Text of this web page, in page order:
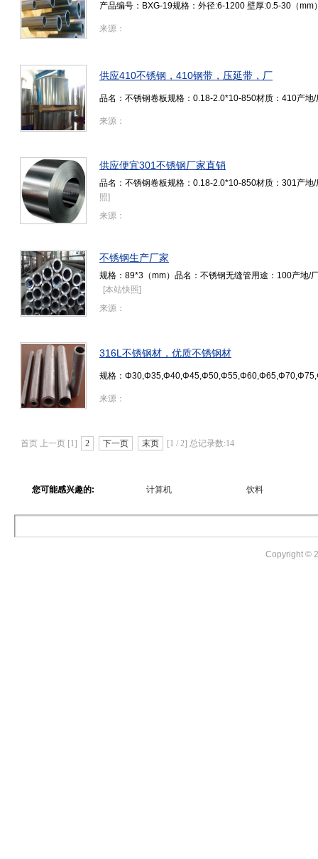
产品编号：BXG-19规格：外径:6-1200 壁厚:0.5-30（
来源：
供应410不锈钢，410钢带，压延带，厂
品名：不锈钢卷板规格：0.18-2.0*10-850材质：410产地
来源：
供应便宜301不锈钢厂家直销
品名：不锈钢卷板规格：0.18-2.0*10-850材质：301产
照]
来源：
不锈钢生产厂家
规格：89*3（mm）品名：不锈钢无缝管用途：100产
[本站快照]
来源：
316L不锈钢材，优质不锈钢材
规格：
来源：
首页 上一页 [1] 2 下一页 末页 [1 / 2] 总记录数:14
您可能感兴趣的: 计算机 饮料
Copyright ©